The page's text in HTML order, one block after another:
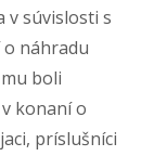
v súvislosti s
o náhradu
boli
konaní o
príslušníci